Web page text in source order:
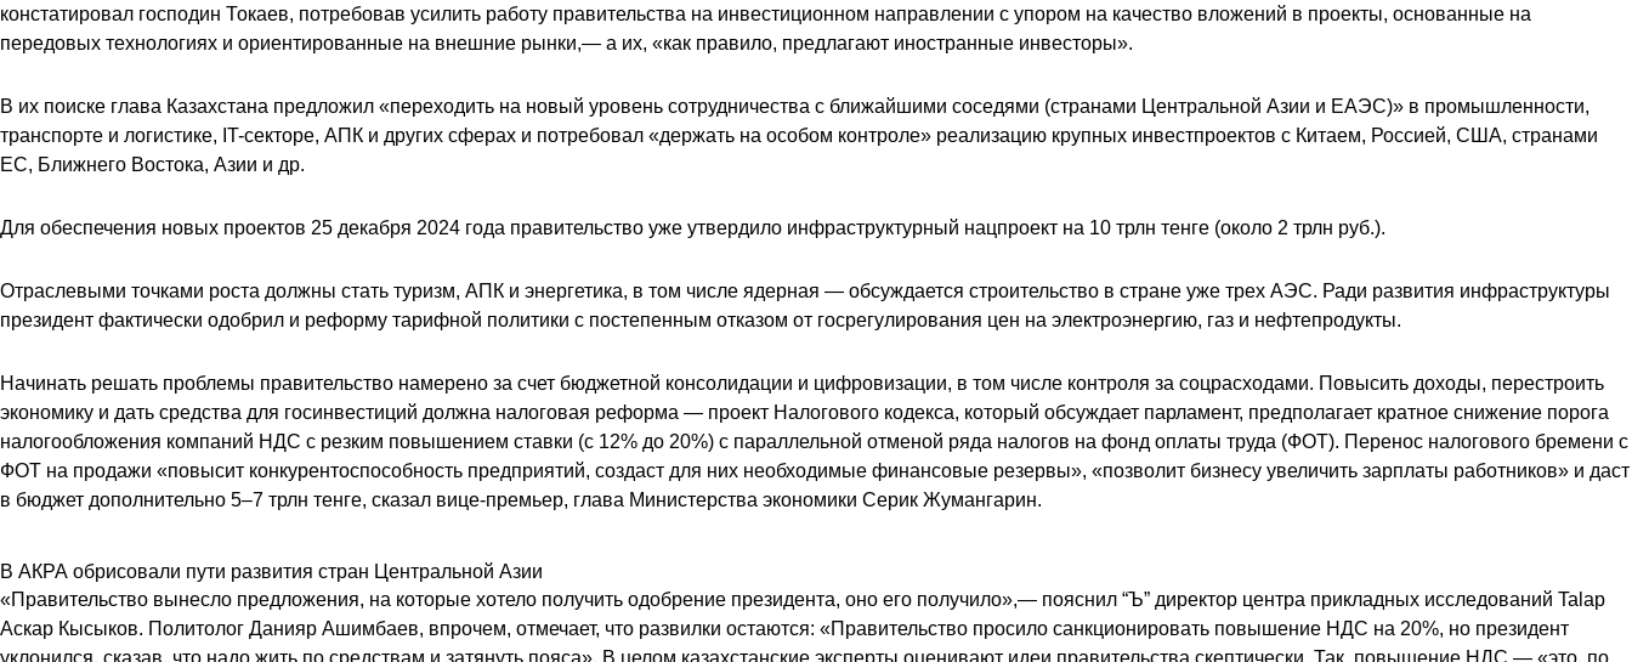
констатировал господин Токаев, потребовав усилить работу правительства на инвестиционном направлении с упором на качество вложений в проекты, основанные на
передовых технологиях и ориентированные на внешние рынки,— а их, «как правило, предлагают иностранные инвесторы».
В их поиске глава Казахстана предложил «переходить на новый уровень сотрудничества с ближайшими соседями (странами Центральной Азии и ЕАЭС)» в промышленности,
транспорте и логистике, IT-секторе, АПК и других сферах и потребовал «держать на особом контроле» реализацию крупных инвестпроектов с Китаем, Россией, США, странами
ЕС, Ближнего Востока, Азии и др.
Для обеспечения новых проектов 25 декабря 2024 года правительство уже утвердило инфраструктурный нацпроект на 10 трлн тенге (около 2 трлн руб.).
Отраслевыми точками роста должны стать туризм, АПК и энергетика, в том числе ядерная — обсуждается строительство в стране уже трех АЭС. Ради развития инфраструктуры
президент фактически одобрил и реформу тарифной политики с постепенным отказом от госрегулирования цен на электроэнергию, газ и нефтепродукты.
Начинать решать проблемы правительство намерено за счет бюджетной консолидации и цифровизации, в том числе контроля за соцрасходами. Повысить доходы, перестроить
экономику и дать средства для госинвестиций должна налоговая реформа — проект Налогового кодекса, который обсуждает парламент, предполагает кратное снижение порога
налогообложения компаний НДС с резким повышением ставки (с 12% до 20%) с параллельной отменой ряда налогов на фонд оплаты труда (ФОТ). Перенос налогового бремени с
ФОТ на продажи «повысит конкурентоспособность предприятий, создаст для них необходимые финансовые резервы», «позволит бизнесу увеличить зарплаты работников» и даст
в бюджет дополнительно 5–7 трлн тенге, сказал вице-премьер, глава Министерства экономики Серик Жумангарин.
В АКРА обрисовали пути развития стран Центральной Азии
«Правительство вынесло предложения, на которые хотело получить одобрение президента, оно его получило»,— пояснил “Ъ” директор центра прикладных исследований Talap
Аскар Кысыков. Политолог Данияр Ашимбаев, впрочем, отмечает, что развилки остаются: «Правительство просило санкционировать повышение НДС на 20%, но президент
уклонился, сказав, что надо жить по средствам и затянуть пояса». В целом казахстанские эксперты оценивают идеи правительства скептически. Так, повышение НДС — «это, по